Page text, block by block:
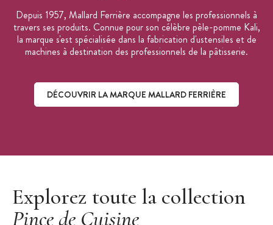
Depuis 1957, Mallard Ferrière accompagne les professionnels à
travers ses produits. Connue pour son célèbre pèle-pomme Kali,
la marque s'est spécialisée dans la fabrication d'ustensiles et de
machines à destination des professionnels de la pâtisserie.
DÉCOUVRIR LA MARQUE MALLARD FERRIÈRE
Explorez toute la collection
Pince de Cuisine